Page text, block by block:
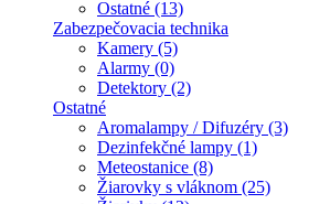
Ostatné (13)
Zabezpečovacia technika
Kamery (5)
Alarmy (0)
Detektory (2)
Ostatné
Aromalampy / Difuzéry (3)
Dezinfekčné lampy (1)
Meteostanice (8)
Žiarovky s vláknom (25)